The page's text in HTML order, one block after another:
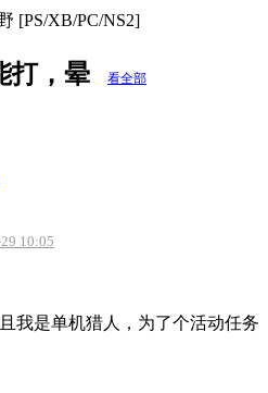
[PS/XB/PC/NS2]
打，晕 看全部
10:05
我是单机猎人，为了个活动任务